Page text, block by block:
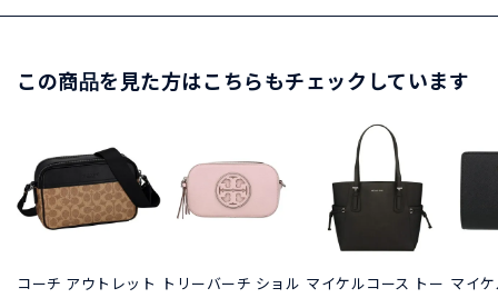
この商品を見た方はこちらもチェックしています
コーチ アウトレット
トリーバーチ ショル マイケルコース トー マイ